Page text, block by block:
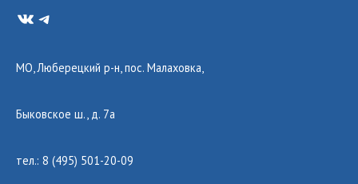
VKTelegram
МО, Люберецкий р-н, пос. Малаховка,
Быковское ш., д. 7а
тел.: 8 (495) 501-20-09